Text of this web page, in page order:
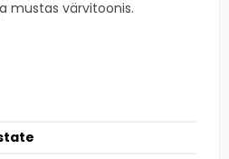
mustas värvitoonis.